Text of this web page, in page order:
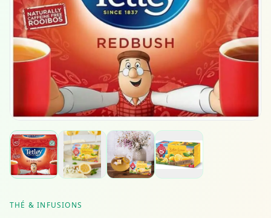
THÉ & INFUSIONS